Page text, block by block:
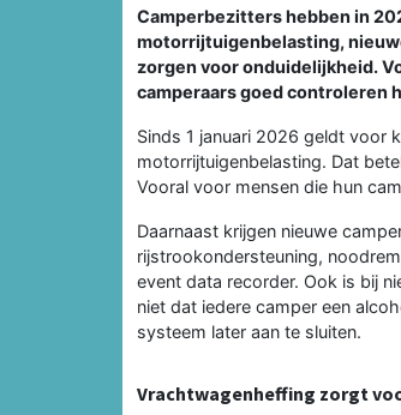
Camperbezitters hebben in
motorrijtuigenbelasting,
zorgen voor onduidelijkheid.
camperaars goed controleren
Sinds 1 januari 2026 geldt voor
motorrijtuigenbelasting. Dat
Vooral voor mensen die hun
Daarnaast krijgen nieuwe
rijstrookondersteuning,
event data recorder. Ook is bij
niet dat iedere camper een
systeem later aan te sluiten.
Vrachtwagenheffing zorgt